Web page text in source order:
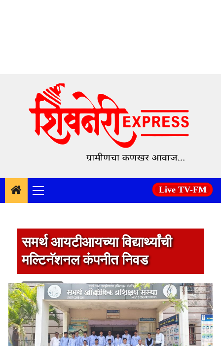
content
Primary
Menu
Live TV-FM
समर्थ आयटीआयच्या विद्यार्थ्यांची
मल्टिनॅशनल कंपनीत निवड
1 min read